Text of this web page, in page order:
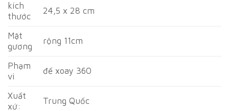
kích
thước
24,5 x 28 cm
Mặt
gương
rộng 11cm
Phạm
vi
đế xoay 360
Xuất
xứ:
Trung Quốc